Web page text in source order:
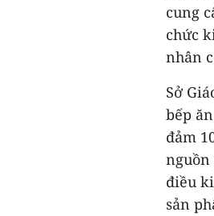
cung
chức
nhân
Sở
bếp
đảm
nguồn
điều
sản